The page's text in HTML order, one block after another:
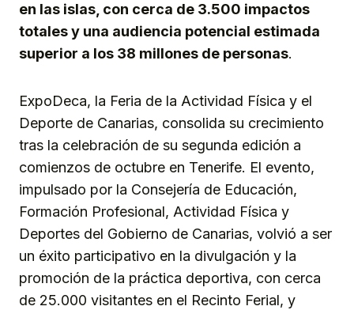
en las islas, con cerca de 3.500 impactos
totales y una audiencia potencial estimada
superior a los 38 millones de personas.
ExpoDeca, la Feria de la Actividad Física y el
Deporte de Canarias, consolida su crecimiento
tras la celebración de su segunda edición a
comienzos de octubre en Tenerife. El evento,
impulsado por la Consejería de Educación,
Formación Profesional, Actividad Física y
Deportes del Gobierno de Canarias, volvió a ser
un éxito participativo en la divulgación y la
promoción de la práctica deportiva, con cerca
de 25.000 visitantes en el Recinto Ferial, y